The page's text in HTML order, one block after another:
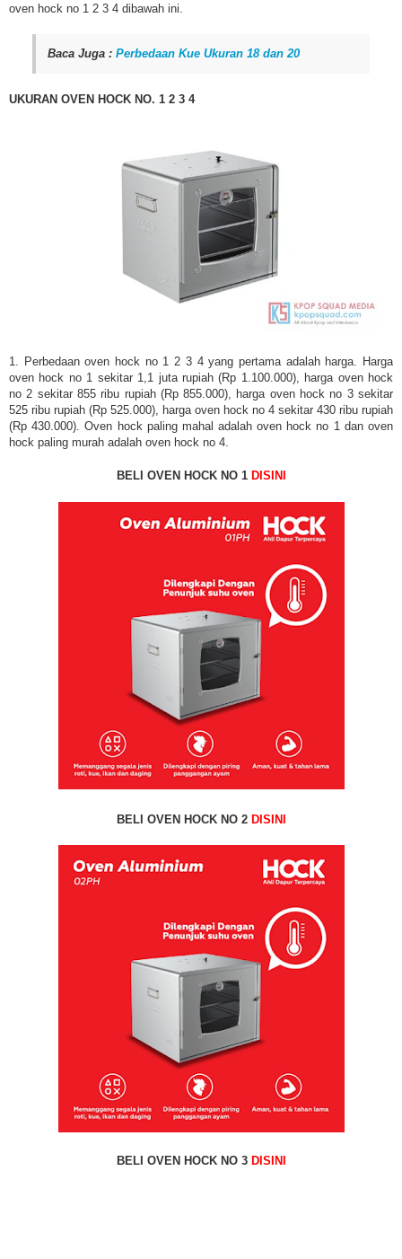
oven hock no 1 2 3 4 dibawah ini.
Baca Juga : Perbedaan Kue Ukuran 18 dan 20
UKURAN OVEN HOCK NO. 1 2 3 4
1. Perbedaan oven hock no 1 2 3 4 yang pertama adalah harga. Harga
oven hock no 1 sekitar 1,1 juta rupiah (Rp 1.100.000), harga oven hock
no 2 sekitar 855 ribu rupiah (Rp 855.000), harga oven hock no 3 sekitar
525 ribu rupiah (Rp 525.000), harga oven hock no 4 sekitar 430 ribu rupiah
(Rp 430.000). Oven hock paling mahal adalah oven hock no 1 dan oven
hock paling murah adalah oven hock no 4.
BELI OVEN HOCK NO 1 DISINI
BELI OVEN HOCK NO 2 DISINI
BELI OVEN HOCK NO 3 DISINI